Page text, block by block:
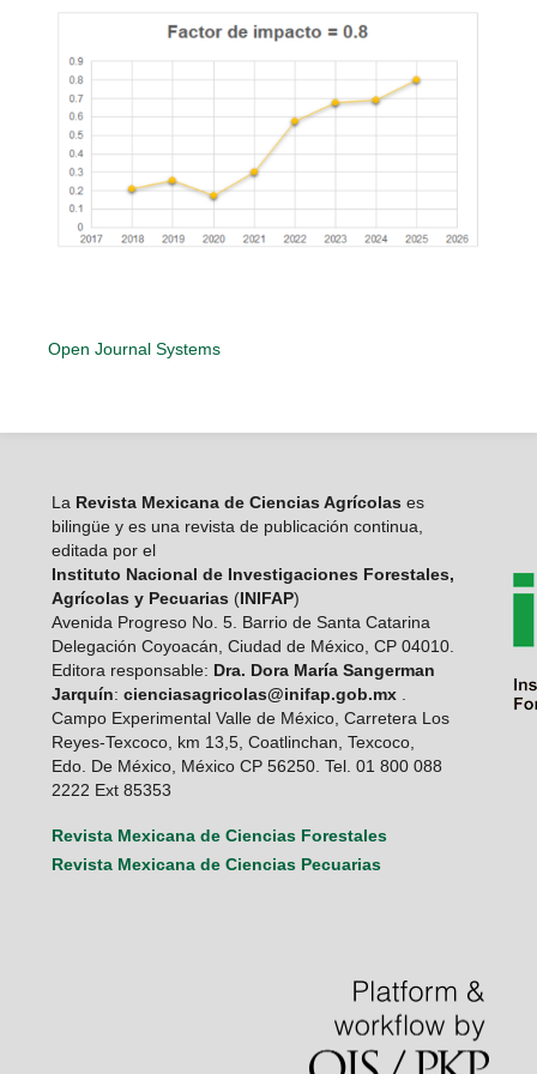
Open Journal Systems
La Revista Mexicana de Ciencias Agrícolas es
bilingüe y es una revista de publicación continua,
editada por el
Instituto Nacional de Investigaciones Forestales,
Agrícolas y Pecuarias (INIFAP)
Avenida Progreso No. 5. Barrio de Santa Catarina
Delegación Coyoacán, Ciudad de México, CP 04010.
Editora responsable: Dra. Dora María Sangerman
Jarquín: cienciasagricolas@inifap.gob.mx.
Campo Experimental Valle de México, Carretera Los
Reyes-Texcoco, km 13,5, Coatlinchan, Texcoco,
Edo. De México, México CP 56250. Tel. 01 800 088
2222 Ext 85353
Revista Mexicana de Ciencias Forestales
Revista Mexicana de Ciencias Pecuarias